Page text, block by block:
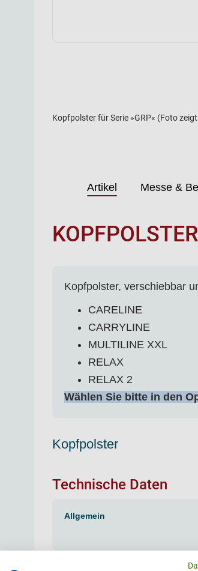
Kopfpolster für Serie »GRP« (Foto
Artikel Messe &
Kopfpolster, verschiebbar
CARELINE
CARRYLINE
MULTILINE XXL
RELAX
RELAX 2
Wählen Sie bitte in den
Kopfpolster
Technische Daten
Allgemein